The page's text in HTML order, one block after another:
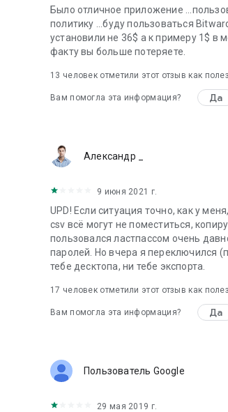
Оставьте нам отзыв
Продолжайте оставлять отзывы!
продуктам или задавая вопросы в
Было отличное приложение
политику ...буду пользоваться
установили не 36$ а к примеру 1$ в
факту вы больше потеряете.
13 человек отметили этот отзыв как
Вам помогла эта информация? Да
Александр _
9 июня 2021 г.
UPD! Если ситуация точно, как у
csv всё могут не поместиться,
пользовался ластпассом очень
паролей. Но вчера я переключился
тебе десктопа, ни тебе экспорта.
17 человек отметили этот отзыв как
Вам помогла эта информация? Да
Пользователь Google
29 мая 2019 г.